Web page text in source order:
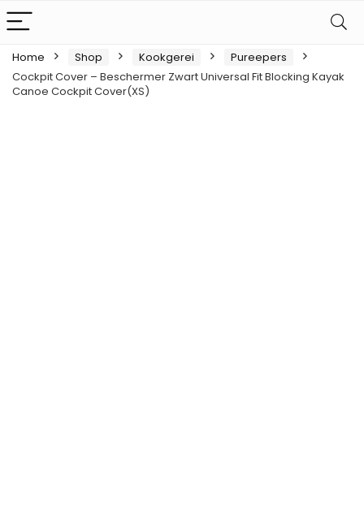
Home Shop Kookgerei
Pureepers
Cockpit Cover – Beschermer Zwart Universal Fit Blocking Kayak
Canoe Cockpit Cover(XS)